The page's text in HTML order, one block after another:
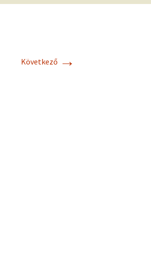
Következő →